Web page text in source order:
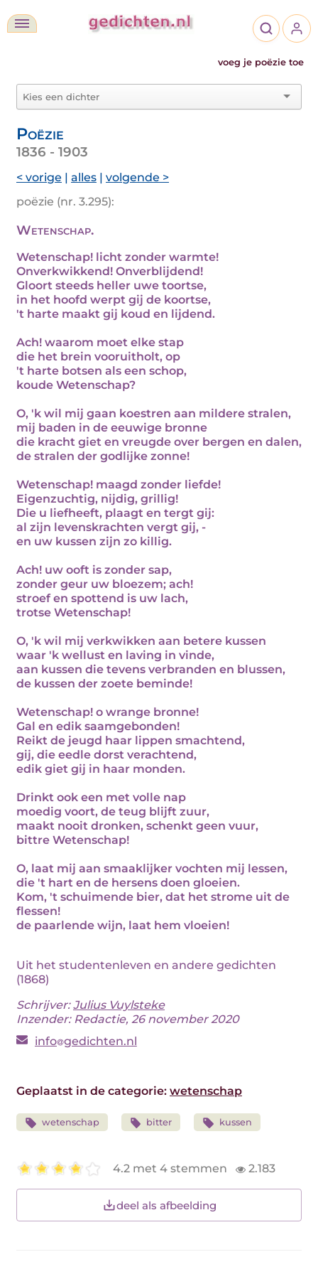
voeg je poëzie toe
Poëzie
1836 - 1903
< vorige | alles | volgende >
poëzie (nr. 3.295):
Wetenschap.
Wetenschap! licht zonder warmte!
Onverkwikkend! Onverblijdend!
Gloort steeds heller uwe toortse,
in het hoofd werpt gij de koortse,
't harte maakt gij koud en lijdend.
Ach! waarom moet elke stap
die het brein vooruitholt, op
't harte botsen als een schop,
koude Wetenschap?
O, 'k wil mij gaan koestren aan mildere stralen,
mij baden in de eeuwige bronne
die kracht giet en vreugde over bergen en dalen,
de stralen der godlijke zonne!
Wetenschap! maagd zonder liefde!
Eigenzuchtig, nijdig, grillig!
Die u liefheeft, plaagt en tergt gij:
al zijn levenskrachten vergt gij, -
en uw kussen zijn zo killig.
Ach! uw ooft is zonder sap,
zonder geur uw bloezem; ach!
stroef en spottend is uw lach,
trotse Wetenschap!
O, 'k wil mij verkwikken aan betere kussen
waar 'k wellust en laving in vinde,
aan kussen die tevens verbranden en blussen,
de kussen der zoete beminde!
Wetenschap! o wrange bronne!
Gal en edik saamgebonden!
Reikt de jeugd haar lippen smachtend,
gij, die eedle dorst verachtend,
edik giet gij in haar monden.
Drinkt ook een met volle nap
moedig voort, de teug blijft zuur,
maakt nooit dronken, schenkt geen vuur,
bittre Wetenschap!
O, laat mij aan smaaklijker vochten mij lessen,
die 't hart en de hersens doen gloeien.
Kom, 't schuimende bier, dat het strome uit de
flessen!
de paarlende wijn, laat hem vloeien!
Uit het studentenleven en andere gedichten
(1868)
Schrijver:Julius Vuylsteke
Inzender: Redactie, 26 november 2020
info gedichten.nl
Geplaatst in de categorie: wetenschap
wetenschap bitter kussen
4.2 met 4 stemmen 2.183
deel als afbeelding